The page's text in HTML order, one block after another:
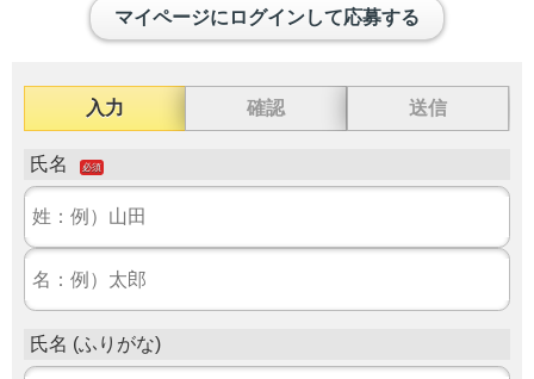
マイページにログインして応募する
入力 確認 送信
氏名 必須
氏名 (ふりがな)